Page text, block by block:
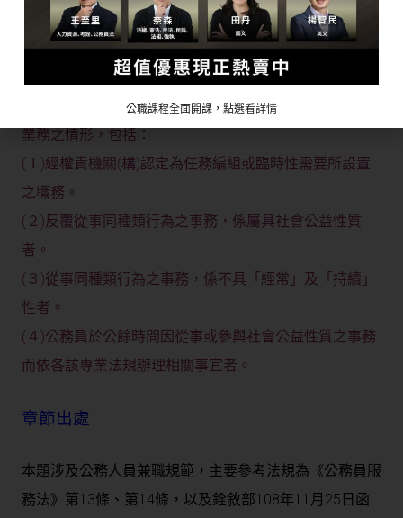
1、依司法院釋字第 71 號解釋意旨，無論是否為通常或
習慣上所稱之業務，祇須與本職之性質或尊嚴有妨礙之事
務，公務員均不得為之。
2、非屬服務法第 14 條所定公務員不得兼任他項公職或
業務之情形，包括：
(１)經權責機關(構)認定為任務編組或臨時性需要所設置
之職務。
(２)反覆從事同種類行為之事務，係屬具社會公益性質
者。
(３)從事同種類行為之事務，係不具「經常」及「持續」
性者。
(４)公務員於公餘時間因從事或參與社會公益性質之事務
而依各該專業法規辦理相關事宜者。
章節出處
本題涉及公務人員兼職規範，主要參考法規為《公務員服
務法》第13條、第14條，以及銓敘部108年11月25日函
公職課程全面開課，點選看詳情